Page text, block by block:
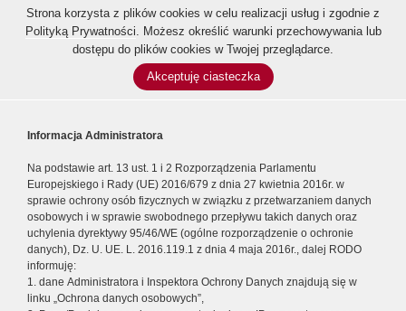
Strona korzysta z plików cookies w celu realizacji usług i zgodnie z
Polityką Prywatności. Możesz określić warunki przechowywania lub
dostępu do plików cookies w Twojej przeglądarce.
Akceptuję ciasteczka
Informacja Administratora
Na podstawie art. 13 ust. 1 i 2 Rozporządzenia Parlamentu
Europejskiego i Rady (UE) 2016/679 z dnia 27 kwietnia 2016r. w
sprawie ochrony osób fizycznych w związku z przetwarzaniem danych
osobowych i w sprawie swobodnego przepływu takich danych oraz
uchylenia dyrektywy 95/46/WE (ogólne rozporządzenie o ochronie
danych), Dz. U. UE. L. 2016.119.1 z dnia 4 maja 2016r., dalej RODO
informuję:
1. dane Administratora i Inspektora Ochrony Danych znajdują się w
linku „Ochrona danych osobowych”,